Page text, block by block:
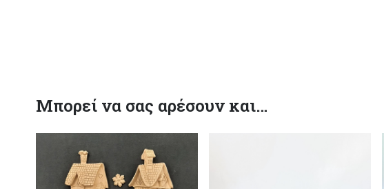
Μπορεί να σας αρέσουν και…